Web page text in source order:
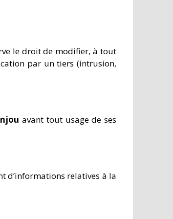
le droit de modifier, à tout
par un tiers (intrusion,
avant tout usage de ses
d’informations relatives à la